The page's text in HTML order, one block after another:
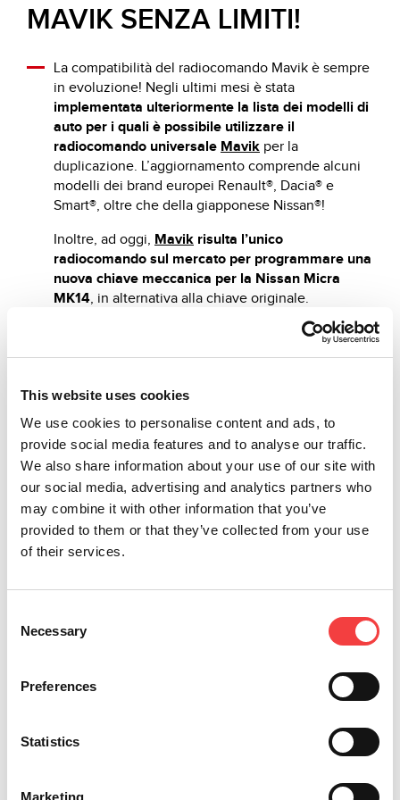
This website uses cookies
We use cookies to personalise content and ads, to
provide social media features and to analyse our traffic.
We also share information about your use of our site with
our social media, advertising and analytics partners who
may combine it with other information that you’ve
provided to them or that they’ve collected from your use
of their services.
Selection
Necessary
Preferences
Statistics
Marketing
MAVIK SENZA LIMITI!
La compatibilità del radiocomando Mavik è sempre
in evoluzione! Negli ultimi mesi è stata
implementata ulteriormente la lista dei modelli di
auto per i quali è possibile utilizzare il
radiocomando universale Mavik per la
duplicazione. L’aggiornamento comprende alcuni
modelli dei brand europei Renault®, Dacia® e
Smart®, oltre che della giapponese Nissan®!
Inoltre, ad oggi, Mavik risulta l’unico
radiocomando sul mercato per programmare una
nuova chiave meccanica per la Nissan Micra
MK14, in alternativa alla chiave originale.
per scoprire la lista applicazioni
Altre news che ti suggeriamo